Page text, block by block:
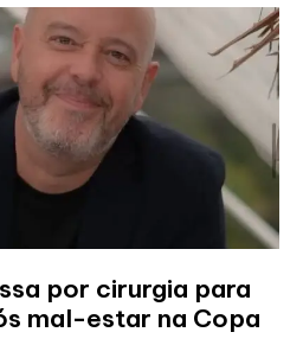
por cirurgia para
mal-estar na Copa